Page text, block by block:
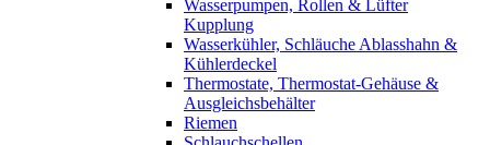
Wasserpumpen, Rollen & Lüfter
Kupplung
Wasserkühler, Schläuche Ablasshahn &
Kühlerdeckel
Thermostate, Thermostat-Gehäuse &
Ausgleichsbehälter
Riemen